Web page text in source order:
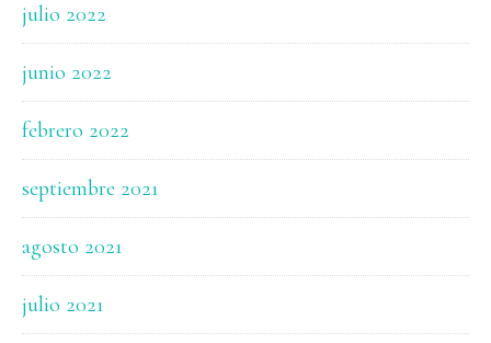
julio 2022
junio 2022
febrero 2022
septiembre 2021
agosto 2021
julio 2021